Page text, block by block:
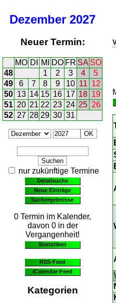
Dezember 2027
Neuer Termin:
MO DI MI DO FR SA SO
48
1 2 3 4
5
49
6 7 8 9 10 11 12
50 13 14 15 16 17 18 19
51 20 21 22 23 24 25 26
52 27 28 29 30 31
nur zukünftige Termine
Detailsuche
Neue Einträge
Suchergebnisse
0 Termin im Kalender,
davon 0 in der
Vergangenheit!
Statistiken
RSS-Feed
iCalendar-Feed
Kategorien